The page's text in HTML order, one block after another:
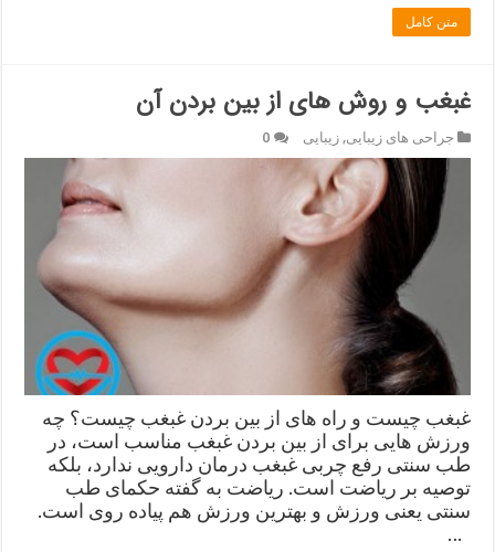
متن کامل
غبغب و روش های از بین بردن آن
جراحی های زیبایی,زیبایی 0
غبغب چیست و راه های از بین بردن غبغب چیست؟ چه
ورزش هایی برای از بین بردن غبغب مناسب است، در
طب سنتی رفع چربی غبغب درمان دارویی ندارد، بلکه
توصیه بر ریاضت است. ریاضت به گفته حکمای طب
سنتی یعنی ورزش و بهترین ورزش هم پیاده روی است.
…